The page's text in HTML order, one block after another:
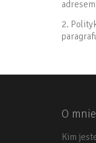
2.
O mnie
Kim